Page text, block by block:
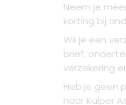
Neem je
korting bij
Wil je een
brief,
verzekering
Heb je geen
naar Kuiper